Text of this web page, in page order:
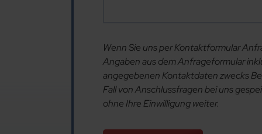
Wenn Sie uns per Kontaktformular
Angaben aus dem Anfrageformular
angegebenen Kontaktdaten zwecks
Fall von Anschlussfragen bei uns
ohne Ihre Einwilligung weiter.